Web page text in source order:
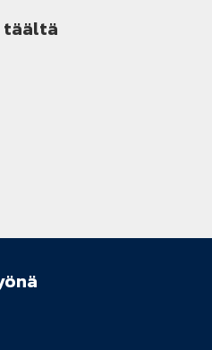
täältä
Linkedinissä